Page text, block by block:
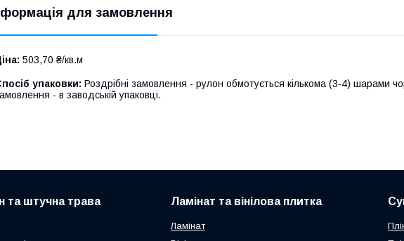
для замовлення
503,70 ₴/кв.м
упаковки: Роздрібні замовлення - рулон обмотується кількома (3-4) шарами
- в заводській упаковці.
та штучна трава Ламінат та вінілова плитка
Ламінат